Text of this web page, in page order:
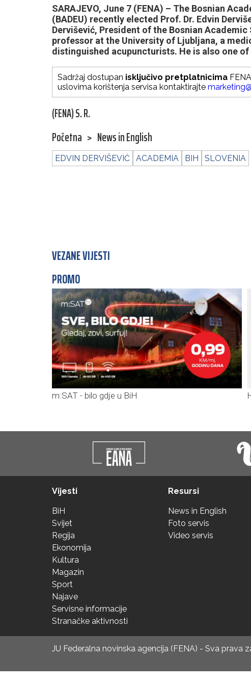
SARAJEVO, June 7 (FENA) – The Bosnian
(BADEU) recently elected Prof. Dr. Edvin
Dervišević, President of the Bosnian Academic
professor at the University of Ljubljana, a
distinguished acupuncturists. He is also one of
Sadržaj dostupan isključivo pretplatnicima
uslovima korištenja servisa kontaktirajte
(FENA) S. R.
Početna > News in English
EDVIN DERVIŠEVIĆ ACADEMIA BIH SLOVENIA
VEZANE VIJESTI
PROMO
m:SAT - bilo gdje u BiH
Vijesti
BiH
Svijet
Regija
Ekonomija
Kultura
Magazin
Sport
Najave
Servisne informacije
Stranačke aktivnosti
Resursi
News in English
Foto servis
Video servis
JU Federalna novinska agencija (FENA) - Sva prava